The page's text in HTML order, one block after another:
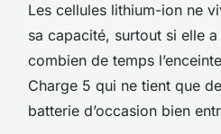
Les cellules lithium-ion ne
sa capacité, surtout si elle
combien de temps
Charge 5 qui ne tient que
batterie d’occasion bien